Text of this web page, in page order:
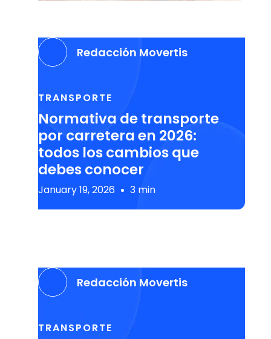
Redacción Movertis
TRANSPORTE
Normativa de transporte
por carretera en 2026:
todos los cambios que
debes conocer
January 19, 2026 3 min
Redacción Movertis
TRANSPORTE